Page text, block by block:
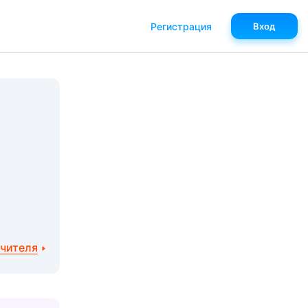
Регистрация Вход